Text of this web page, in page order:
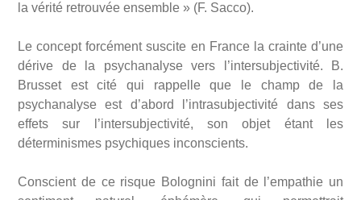
la vérité retrouvée ensemble » (F. Sacco).
Le concept forcément suscite en France la crainte d’une
dérive de la psychanalyse vers l’intersubjectivité. B.
Brusset est cité qui rappelle que le champ de la
psychanalyse est d’abord l’intrasubjectivité dans ses
effets sur l’intersubjectivité, son objet étant les
déterminismes psychiques inconscients.
Conscient de ce risque Bolognini fait de l’empathie un